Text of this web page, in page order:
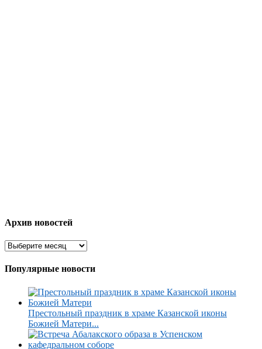
Архив новостей
Популярные новости
Престольный праздник в храме Казанской иконы
Божией Матери...